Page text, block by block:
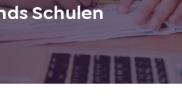
Schulen